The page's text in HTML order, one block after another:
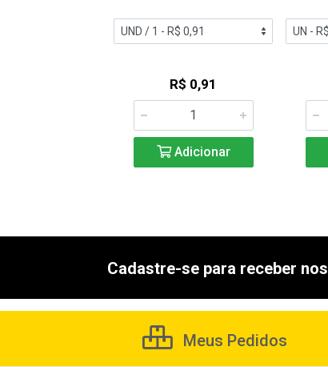
R$ 0,91
Adicionar
Cadastre-se para receber
Meus Pedidos